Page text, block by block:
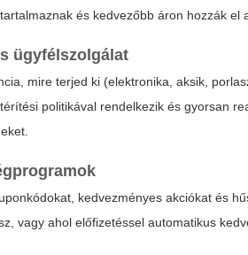
és kedvezőbb áron hozzák el
ügyfélszolgálat
mire terjed ki (elektronika, aksik,
politikával rendelkezik és gyorsan
kedvezményes akciókat és
vagy ahol előfizetéssel automatikus